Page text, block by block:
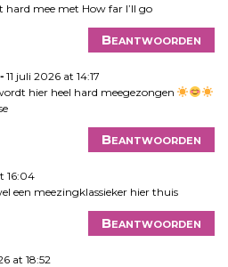
mee met How far I’ll go
Beantwoorden
11 juli 2026 at 14:17
hier heel hard meegezongen
Beantwoorden
16:04
een meezingklassieker hier thuis
Beantwoorden
at 18:52